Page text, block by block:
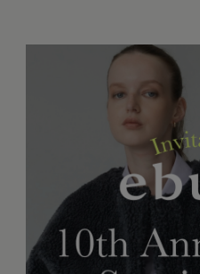
Stay in
ELLE